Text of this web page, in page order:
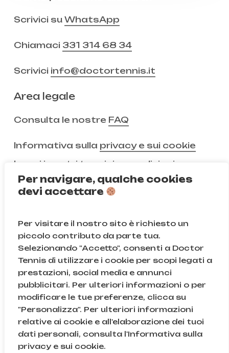
Per navigare, qualche cookies
devi accettare
Per visitare il nostro sito è richiesto un
piccolo contributo da parte tua.
Selezionando "Accetto", consenti a Doctor
Tennis di utilizzare i cookie per scopi legati a
prestazioni, social media e annunci
pubblicitari. Per ulteriori informazioni o per
modificare le tue preferenze, clicca su
"Personalizza". Per ulteriori informazioni
relative ai cookie e all'elaborazione dei tuoi
dati personali, consulta l'Informativa sulla
privacy e sui cookie.
Subtotale:
Scrivici suWhatsApp
Chiamaci 331 314 68 34
Scrivici info@doctortennis.it
Area legale
Consulta le nostre FAQ
Informativa sulla privacy e sui cookie
Leggi i nostri termini e condizioni
Instagram Facebook
TikTok
© Doctor Tennis | B&D S.r.l.s. | P.iva 08709820966 |
Sede Legale: Via Gallarate 131, 20151, Milano (MI) | Cod.
Fisc. e n.iscr. al Reg. Imprese di Milano: 08709820966
| REA: MI – 2043895